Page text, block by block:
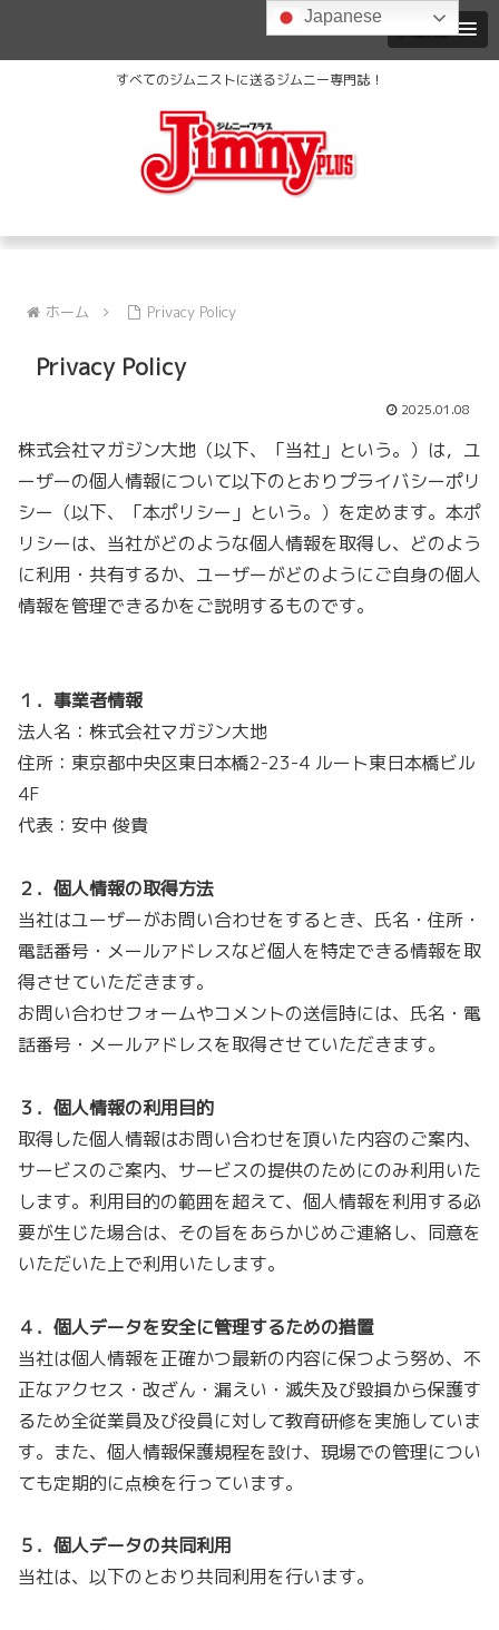
MENU
すべてのジムニストに送るジムニー専門誌！
ホーム Privacy Policy
Privacy Policy
2025.01.08
株式会社マガジン大地（以下、「当社」という。）は，ユ
ーザーの個人情報について以下のとおりプライバシーポリ
シー（以下、「本ポリシー」という。）を定めます。本ポ
リシーは、当社がどのような個人情報を取得し、どのよう
に利用・共有するか、ユーザーがどのようにご自身の個人
情報を管理できるかをご説明するものです。
１．事業者情報
法人名：株式会社マガジン大地
住所：東京都中央区東日本橋2-23-4 ルート東日本橋ビル
4F
代表：安中 俊貴
２．個人情報の取得方法
当社はユーザーがお問い合わせをするとき、氏名・住所・
電話番号・メールアドレスなど個人を特定できる情報を取
得させていただきます。
お問い合わせフォームやコメントの送信時には、氏名・電
話番号・メールアドレスを取得させていただきます。
３．個人情報の利用目的
取得した個人情報はお問い合わせを頂いた内容のご案内、
サービスのご案内、サービスの提供のためにのみ利用いた
します。利用目的の範囲を超えて、個人情報を利用する必
要が生じた場合は、その旨をあらかじめご連絡し、同意を
いただいた上で利用いたします。
４．個人データを安全に管理するための措置
当社は個人情報を正確かつ最新の内容に保つよう努め、不
正なアクセス・改ざん・漏えい・滅失及び毀損から保護す
るため全従業員及び役員に対して教育研修を実施していま
す。また、個人情報保護規程を設け、現場での管理につい
ても定期的に点検を行っています。
５．個人データの共同利用
当社は、以下のとおり共同利用を行います。
Japanese